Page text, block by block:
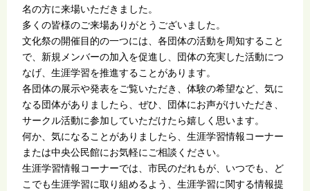
名の方に来場いただきました。
多くの皆様のご来場ありがとうございました。
文化祭の開催目的の一つには、各団体の活動を周知すること
で、新規メンバーの加入を促進し、団体の充実した活動につ
なげ、生涯学習を推進することがあります。
各団体の展示や発表をご覧いただき、体験の希望など、気に
なる団体がありましたら、ぜひ、団体にお声がけいただき、
サークル活動に参加していただけたら嬉しく思います。
何か、気になることがありましたら、生涯学習情報コーナー
または中央公民館にお気軽にご相談ください。
生涯学習情報コーナーでは、市民のだれもが、いつでも、ど
こでも生涯学習に取り組めるよう、生涯学習に関する情報提